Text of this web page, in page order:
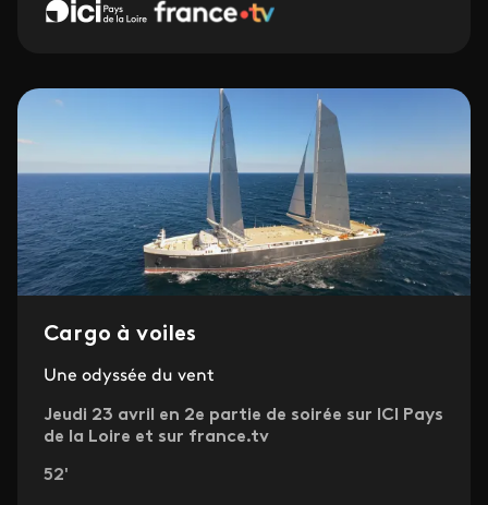
Cargo à voiles
Une odyssée du vent
Jeudi 23 avril en 2e partie de soirée sur ICI Pays
de la Loire et sur france.tv
52'